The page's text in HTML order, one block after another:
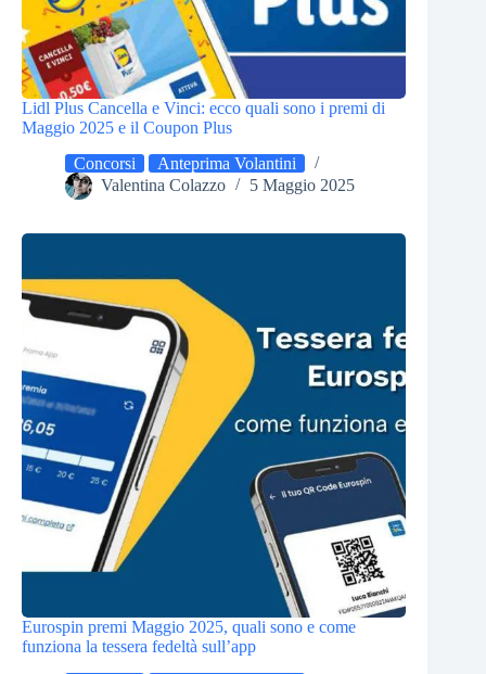
Lidl Plus Cancella e Vinci: ecco quali sono i premi di
Maggio 2025 e il Coupon Plus
Concorsi
Anteprima Volantini
Valentina Colazzo
5 Maggio 2025
Eurospin premi Maggio 2025, quali sono e come
funziona la tessera fedeltà sull’app